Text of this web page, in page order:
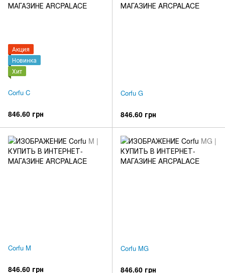
Акция
Новинка
Хит
Corfu C
846.60 грн
Corfu G
846.60 грн
Corfu M
846.60 грн
Corfu MG
846.60 грн